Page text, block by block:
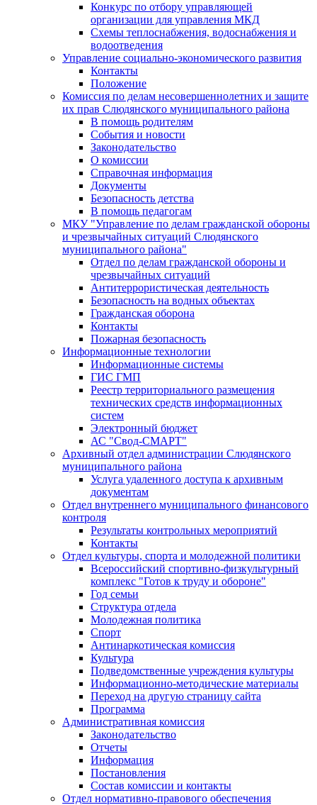
Конкурс по отбору управляющей
организации для управления МКД
Схемы теплоснабжения, водоснабжения и
водоотведения
Управление социально-экономического развития
Контакты
Положение
Комиссия по делам несовершеннолетних и защите
их прав Слюдянского муниципального района
В помощь родителям
События и новости
Законодательство
О комиссии
Справочная информация
Документы
Безопасность детства
В помощь педагогам
МКУ "Управление по делам гражданской обороны
и чрезвычайных ситуаций Слюдянского
муниципального района"
Отдел по делам гражданской обороны и
чрезвычайных ситуаций
Антитеррористическая деятельность
Безопасность на водных объектах
Гражданская оборона
Контакты
Пожарная безопасность
Информационные технологии
Информационные системы
ГИС ГМП
Реестр территориального размещения
технических средств информационных
систем
Электронный бюджет
АС "Свод-СМАРТ"
Архивный отдел администрации Слюдянского
муниципального района
Услуга удаленного доступа к архивным
документам
Отдел внутреннего муниципального финансового
контроля
Результаты контрольных мероприятий
Контакты
Отдел культуры, спорта и молодежной политики
Всероссийский спортивно-физкультурный
комплекс "Готов к труду и обороне"
Год семьи
Структура отдела
Молодежная политика
Спорт
Антинаркотическая комиссия
Культура
Подведомственные учреждения культуры
Информационно-методические материалы
Переход на другую страницу сайта
Программа
Административная комиссия
Законодательство
Отчеты
Информация
Постановления
Состав комиссии и контакты
Отдел нормативно-правового обеспечения